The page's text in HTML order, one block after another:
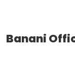
Banani